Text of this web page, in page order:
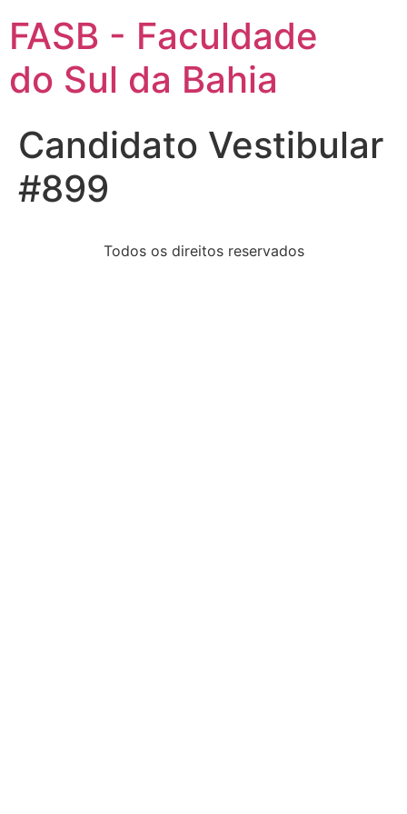
FASB - Faculdade
do Sul da Bahia
Candidato Vestibular
#899
Todos os direitos reservados